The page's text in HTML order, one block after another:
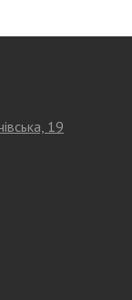
19